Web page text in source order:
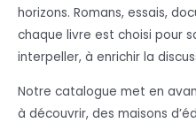
horizons. Romans, essais,
chaque livre est choisi pour
interpeller, à enrichir la
Notre catalogue met en
à découvrir, des maisons